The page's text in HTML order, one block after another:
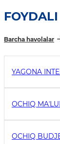
Barcha havolalar
YAGONA
OCHIQ
OCHIQ